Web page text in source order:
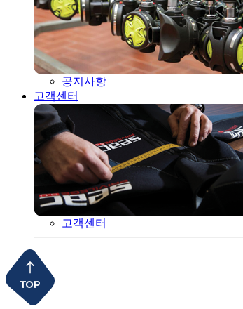
공지사항
고객센터
고객센터